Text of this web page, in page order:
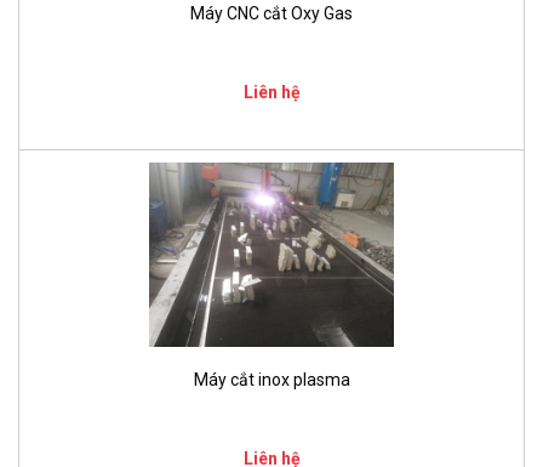
Máy CNC cắt Oxy Gas
Liên hệ
Máy cắt inox plasma
Liên hệ